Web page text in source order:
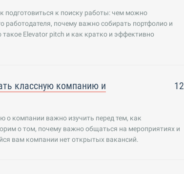
подготовиться к поиску работы: чем можно
работодателя, почему важно собирать портфолио и
такое Elevator pitch и как кратко и эффективно
классную компанию и
12
о компании важно изучить перед тем, как
о том, почему важно общаться на мероприятиях и
вам компании нет открытых вакансий.